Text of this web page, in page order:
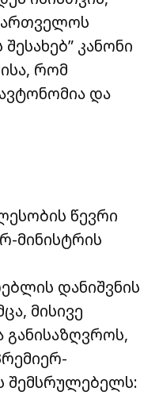
კანონი
რომ
და
წევრი
მინისტრის
დანიშვნის
მისივე
განისაზღვროს,
შემსრულებელს: